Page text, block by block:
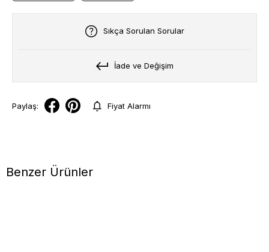
Sıkça Sorulan Sorular
İade ve Değişim
Paylaş: Fiyat Alarmı
Benzer Ürünler